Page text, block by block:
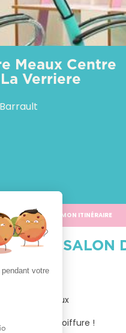
Meaux Centre
Verriere
CALCULER MON ITINÉRAIRE
VOTRE SALON
Coiffure Meaux
vrai bon plan coiffure !
votre